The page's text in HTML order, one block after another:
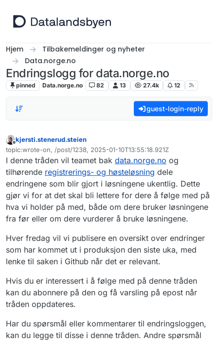
Hjem
Tilbakemeldinger og nyheter
Data.norge.no
Endringslogg for data.norge.no
pinned Data.norge.no 82 13 27.4k 12
guest-login-reply
Frakoblet
kjersti.stenerud.steien
topic:wrote-on, /post/1238, 2025-01-10T13:55:18.921Z
Sist endret av
I denne tråden vil teamet bak data.norge.no og
tilhørende registrerings- og høsteløsning dele
endringene som blir gjort i løsningene ukentlig. Dette
gjør vi for at det skal bli lettere for dere å følge med på
hva vi holder på med, både om dere bruker løsningene
fra før eller om dere vurderer å bruke løsningene.
Hver fredag vil vi publisere en oversikt over endringer
som har kommet ut i produksjon den siste uka, med
lenke til saken i Github når det er relevant.
Hvis du er interessert i å følge med på denne tråden
kan du abonnere på den og få varsling på epost når
tråden oppdateres.
Har du spørsmål eller kommentarer til endringsloggen,
kan du legge til disse i denne tråden. Andre spørsmål